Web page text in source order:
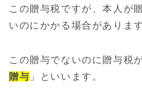
この贈与税ですが、本人が
いのにかかる場合があります
この贈与でないのに贈与税
贈与 」といいます。